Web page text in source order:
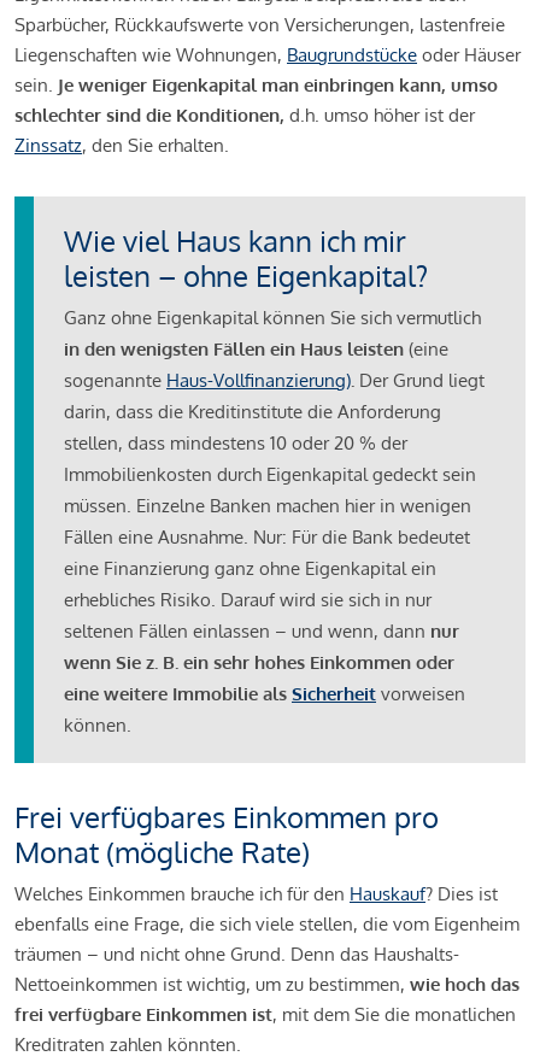
Sparbücher, Rückkaufswerte von Versicherungen, lastenfreie
Liegenschaften wie Wohnungen, Baugrundstücke oder Häuser
sein. Je weniger Eigenkapital man einbringen kann, umso
schlechter sind die Konditionen, d.h. umso höher ist der
Zinssatz, den Sie erhalten.
Wie viel Haus kann ich mir
leisten – ohne Eigenkapital?
Ganz ohne Eigenkapital können Sie sich vermutlich
in den wenigsten Fällen ein Haus leisten (eine
sogenannte Haus-Vollfinanzierung). Der Grund liegt
darin, dass die Kreditinstitute die Anforderung
stellen, dass mindestens 10 oder 20 % der
Immobilienkosten durch Eigenkapital gedeckt sein
müssen. Einzelne Banken machen hier in wenigen
Fällen eine Ausnahme. Nur: Für die Bank bedeutet
eine Finanzierung ganz ohne Eigenkapital ein
erhebliches Risiko. Darauf wird sie sich in nur
seltenen Fällen einlassen – und wenn, dann nur
wenn Sie z. B. ein sehr hohes Einkommen oder
eine weitere Immobilie als Sicherheit vorweisen
können.
Frei verfügbares Einkommen pro
Monat (mögliche Rate)
Welches Einkommen brauche ich für den Hauskauf? Dies ist
ebenfalls eine Frage, die sich viele stellen, die vom Eigenheim
träumen – und nicht ohne Grund. Denn das Haushalts-
Nettoeinkommen ist wichtig, um zu bestimmen, wie hoch das
frei verfügbare Einkommen ist, mit dem Sie die monatlichen
Kreditraten zahlen könnten.